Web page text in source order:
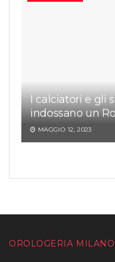
I calciatori e gli
indossano un
MAGGIO 12, 2023
OROLOGERIA MILANO